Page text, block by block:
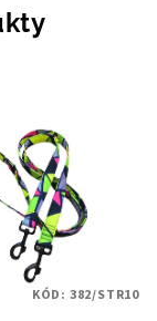
KÓD: 382/STR10